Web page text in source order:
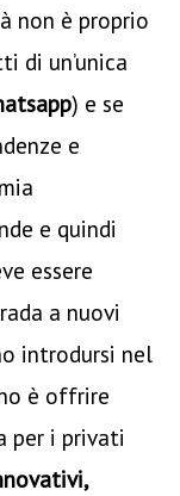
non è proprio
di un’unica
) e se
e
e quindi
essere
a nuovi
introdursi nel
è offrire
per i privati